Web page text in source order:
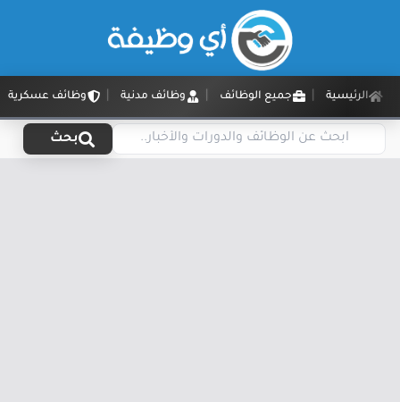
الرئيسية جميع الوظائف وظائف مدنية وظائف عسكرية
بحث